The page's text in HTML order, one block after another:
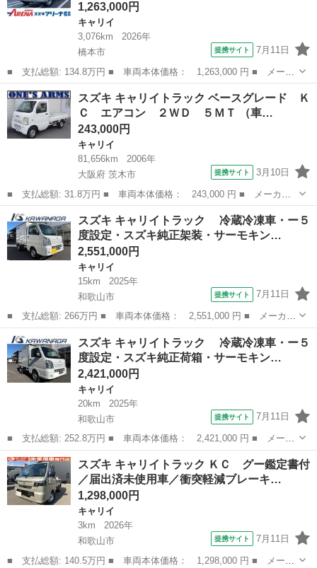
1,263,000円
キャリイ
3,076km
2026年
橋本市
提携サイト 7月11日
■ 支払総額: 134.8万円 ■ 車両本体価格： 1,263,000 円 ■ メーカ
ー名： スズキ ■ 車種名： キャリイトラック ■ グレード名：
ＫＸ ４ＷＤ ＡＴ デュアルカメラブレーキサポート オートライ
ト ＬＥ...
和歌山 橋本市 キャリイ
スズキ キャリイトラック ベースグレード Ｋ
Ｃ エアコン ２ＷＤ ５ＭＴ （車…
243,000円
キャリイ
81,656km
2006年
大阪府 茨木市
提携サイト 3月10日
■ 支払総額: 31.8万円 ■ 車両本体価格： 243,000 円 ■ メーカー
名： スズキ ■ 車種名： キャリイトラック ■ グレード名： ベ
ースグレード ＫＣ エアコン ２ＷＤ ５ＭＴ ■ 排気量： 660cc
■...
大阪 キャリイ
スズキ キャリイトラック 冷蔵冷凍車・ー５
度設定・スズキ純正架装・サーモキン…
2,551,000円
キャリイ
15km
2025年
和歌山市
提携サイト 7月11日
■ 支払総額: 266万円 ■ 車両本体価格： 2,551,000 円 ■ メーカー
名： スズキ ■ 車種名： キャリイトラック ■ グレード名：
冷蔵冷凍車・ー５度設定・スズキ純正架装・サーモキング製・１ＷＡ
Ｙ・両側ス...
和歌山 キャリイ
スズキ キャリイトラック 冷蔵冷凍車・ー５
度設定・スズキ純正荷箱・サーモキン…
2,421,000円
キャリイ
20km
2025年
和歌山市
提携サイト 7月11日
■ 支払総額: 252.8万円 ■ 車両本体価格： 2,421,000 円 ■ メーカ
ー名： スズキ ■ 車種名： キャリイトラック ■ グレード
名： 冷蔵冷凍車・ー５度設定・スズキ純正荷箱・サーモキング
製・１ＷＡＹ・両...
和歌山 和歌山市 キャリイ
スズキ キャリイトラック ＫＣ グー鑑定書付
／届出済未使用車／衝突軽減ブレーキ…
1,298,000円
キャリイ
3km
2026年
和歌山市
提携サイト 7月11日
■ 支払総額: 140.5万円 ■ 車両本体価格： 1,298,000 円 ■ メーカ